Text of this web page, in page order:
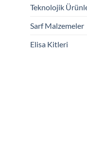
Teknolojik
Sarf Malzemeler
Elisa Kitleri